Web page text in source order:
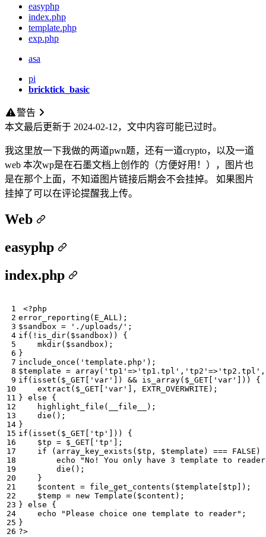
easyphp
index.php
template.php
exp.php
asa
pi
bricktick_basic
警告
本文最后更新于 2024-02-12，文中内容可能已过时。
我这里放一下我做的两道pwn题，还有一道crypto，以及一道
web 本次wp是在石墨文档上创作的（方便好用！），图片也
是在那个上面，不知道图片链接后期会不会挂掉。 如果图片
挂掉了可以在评论提醒我上传。
Web
easyphp
index.php
<?php
error_reporting ( E_ALL);
$sandbox = './uploads/' ;
if ( ! is_dir( $sandbox ))
{
mkdir( $sandbox );
}
include_once ( 'template.php' );
$template = array( 'tp1' => 'tp1.tpl' , 'tp2' => 'tp2.tpl' ,
if ( isset ( $_GET 'var' ]) && is_array( $_GET 'var' ]))
{
extract ( $_GET 'var' ], EXTR_OVERWRITE );
} else
{
highlight_file ( __file__
);
die ();
}
if ( isset ( $_GET 'tp' ]))
{
$tp = $_GET 'tp'
];
if
( array_key_exists ( $tp , $template ) === FALSE )
echo
"No! You only have 3 template to
die ();
}
$content = file_get_contents ( $template $tp ]);
$temp = new Template ( $content );
} else
{
echo
"Please choice one template to reader" ;
}
?>